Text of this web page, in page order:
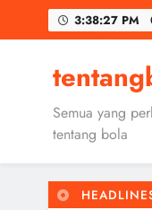
3:38:28 PM
Semua yang
tentang bola